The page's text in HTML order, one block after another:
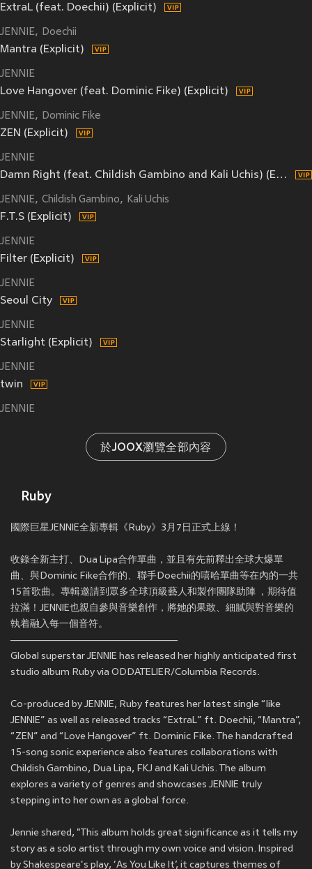
ExtraL (feat. Doechii) (Explicit)
JENNIE Doechii
Mantra (Explicit)
JENNIE
Love Hangover (feat. Dominic Fike) (Explicit)
JENNIE Dominic Fike
ZEN (Explicit)
JENNIE
Damn Right (feat. Childish Gambino and Kali Uchis) (Explicit)
JENNIE Childish Gambino Kali Uchis
F.T.S (Explicit)
JENNIE
Filter (Explicit)
JENNIE
Seoul City
JENNIE
Starlight (Explicit)
JENNIE
twin
JENNIE
於JOOX瀏覽全部內容
Ruby
國際巨星JENNIE全新專輯《Ruby》3月7日正式上線！
收錄全新主打 、Dua Lipa合作單曲 ，並且有先前釋出全球大爆單
曲 、與Dominic Fike合作的、聯手Doechii的嘻哈單曲等在內的一共
15首歌曲。專輯邀請到眾多全球頂級藝人和製作團隊助陣 ，期待值
拉滿！JENNIE也親自參與音樂創作，將她的果敢、細膩與對音樂的
執着融入每一個音符。
————————————————
Global superstar JENNIE has released her highly anticipated first
studio album Ruby via ODDATELIER/Columbia Records.
Co-produced by JENNIE, Ruby features her latest single “like
JENNIE” as well as released tracks “ExtraL” ft. Doechii, “Mantra”,
“ZEN” and “Love Hangover” ft. Dominic Fike. The handcrafted
15-song sonic experience also features collaborations with
Childish Gambino, Dua Lipa, FKJ and Kali Uchis. The album
explores a variety of genres and showcases JENNIE truly
stepping into her own as a global force.
Jennie shared, "This album holds great significance as it tells my
story as a solo artist through my own voice and vision. Inspired
by Shakespeare's play, ‘As You Like It’, it captures themes of